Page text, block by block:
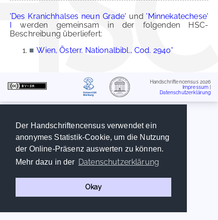
Der Handschriftencensus verwendet ein
anonymes Statistik-Cookie, um die Nutzung
der Online-Präsenz auswerten zu können.
Mehr dazu in der Datenschutzerklärung
Okay
'Des Kranichhalses neun Grade' und 'Minnekatechese'
I werden gemeinsam in der folgenden HSC-
Beschreibung überliefert:
■ Wien, Österr. Nationalbibl., Cod. 2940*
Handschriftencensus 2026
Impressum
Datenschutzerklärung